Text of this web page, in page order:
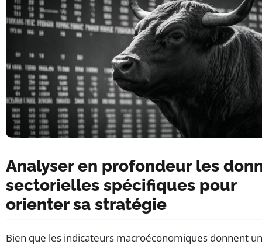
Analyser en profondeur les
sectorielles spécifiques pour
orienter sa stratégie
Bien que les indicateurs macroéconomiques donnent